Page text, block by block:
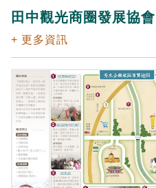
田中觀光商圈發展協會
+ 更多資訊